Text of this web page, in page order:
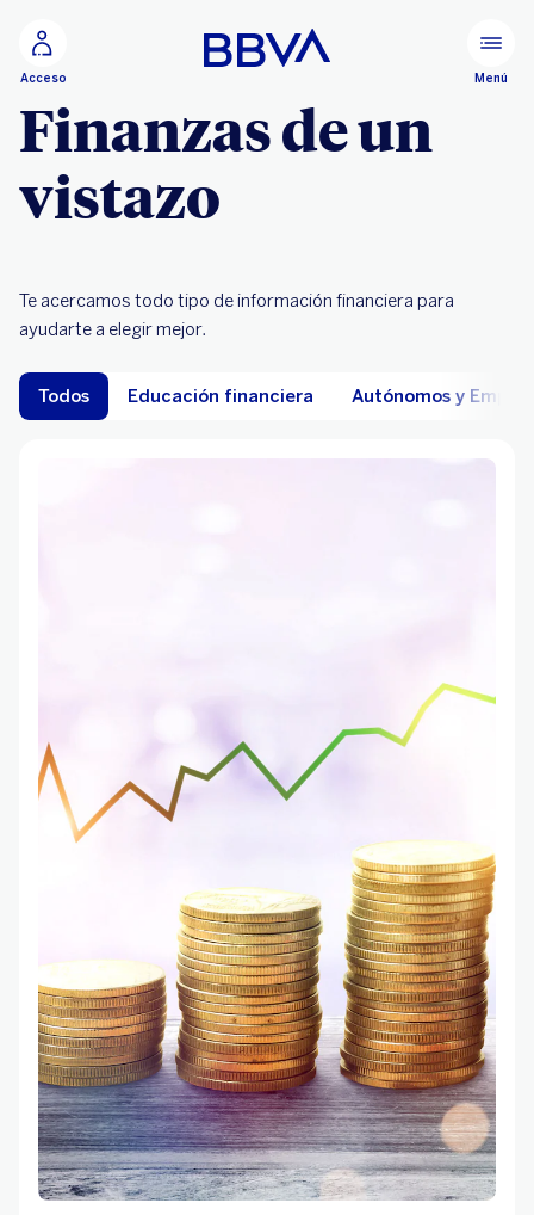
Acceso Menú
Finanzas de un
vistazo
Te acercamos todo tipo de información financiera para
ayudarte a elegir mejor.
Todos Educación financiera Autónomos y